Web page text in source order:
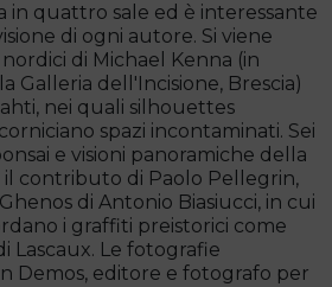
in quattro sale ed è interessante
di ogni autore. Si viene
di Michael Kenna (in
Galleria dell'Incisione, Brescia)
nei quali silhouettes
spazi incontaminati. Sei
e visioni panoramiche della
il contributo di Paolo Pellegrin,
di Antonio Biasiucci, in cui
i graffiti preistorici come
Le fotografie
Demos, editore e fotografo per